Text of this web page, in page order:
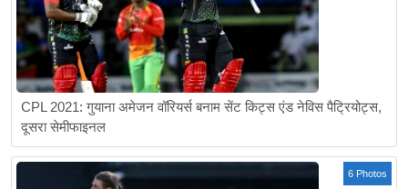
CPL 2021: गुयाना अमेजन वॉरियर्स बनाम सेंट किट्स एंड नेविस पैट्रियोट्स,
दूसरा सेमीफाइनल
6 Photos